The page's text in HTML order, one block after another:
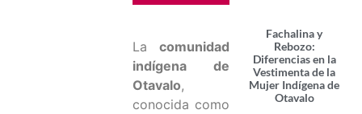
Lacomunidad
indígena de
Otavalo,
conocida como
Fachalina y
Rebozo:
Diferencias en la
Vestimenta de la
Mujer Indígena de
Otavalo